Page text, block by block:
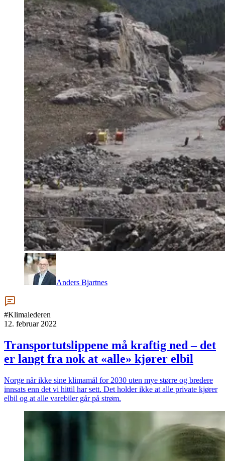
Anders Bjartnes
#Klimalederen
12. februar 2022
Transportutslippene må kraftig ned – det
er langt fra nok at «alle» kjører elbil
Norge når ikke sine klimamål for 2030 uten mye større og bredere
innsats enn det vi hittil har sett. Det holder ikke at alle private kjører
elbil og at alle varebiler går på strøm.